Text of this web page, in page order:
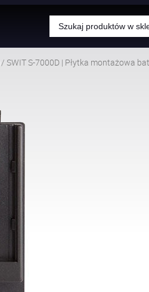
Wyszukiwarka
produktów
/ SWIT S-7000D | Płytka montażowa